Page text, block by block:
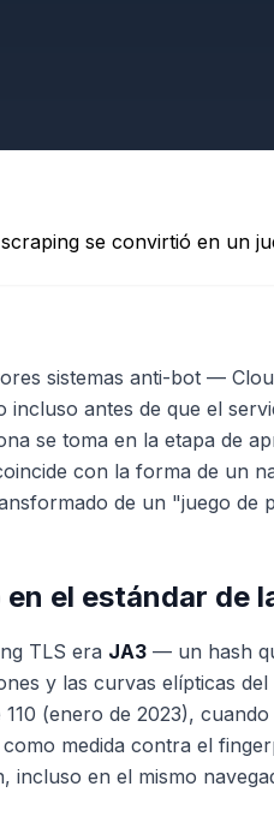
sistemas anti-bot —
antes de que el
se toma en la etapa de
con la forma de un
de un "juego de
el estándar de
TLS era JA3 — un hash
y las curvas elípticas
(enero de 2023),
medida contra el
incluso en el mismo